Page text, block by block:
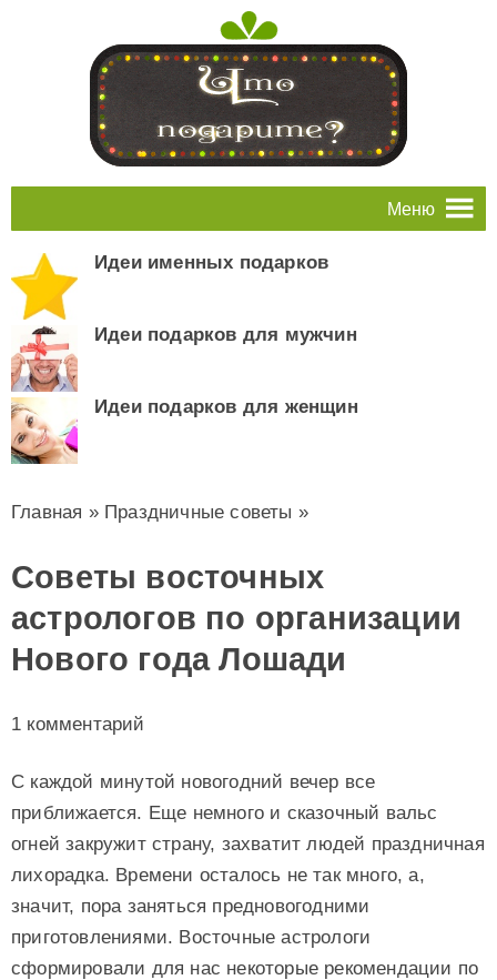
Меню
Идеи именных подарков
Идеи подарков для мужчин
Идеи подарков для женщин
Главная » Праздничные советы »
Советы восточных
астрологов по организации
Нового года Лошади
1 комментарий
С каждой минутой новогодний вечер все
приближается. Еще немного и сказочный вальс
огней закружит страну, захватит людей праздничная
лихорадка. Времени осталось не так много, а,
значит, пора заняться предновогодними
приготовлениями. Восточные астрологи
сформировали для нас некоторые рекомендации по